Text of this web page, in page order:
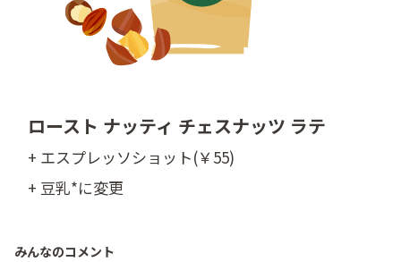
ロースト ナッティ チェスナッツ ラテ
+ エスプレッソショット(￥55)
+ 豆乳*に変更
みんなのコメント